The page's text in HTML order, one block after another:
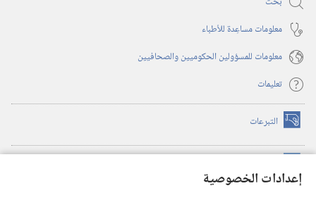
إعدادات الخصوصية
معلومات مساعِدة للأطباء
معلومات للمسؤولين الحكوميين والصحافيين
تعليمات
التبرعات (يفتح
نافذة
(يفتح
نافذة